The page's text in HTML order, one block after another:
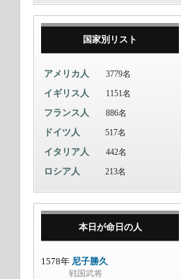
国家別リスト
アメリカ人 3779名
イギリス人 1151名
フランス人 886名
ドイツ人 517名
イタリア人 442名
ロシア人 213名
本日が命日の人
1578年 尼子勝久
戦国武将